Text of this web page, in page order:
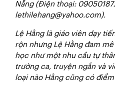
Nẵng (Điện thoại:
lethilehang@yahoo.com).
Lệ Hằng là giáo viên dạy
rộn nhưng Lệ Hằng đam
học như một nhu cầu tự
trường ca, truyện ngắn và
loại nào Hằng cũng có